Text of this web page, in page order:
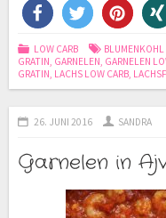
LOW CARB
GRATIN, GARNELEN, GARNELEN
GRATIN, LACHS LOW CARB,
26. JUNI 2016 SANDRA
Garnelen in